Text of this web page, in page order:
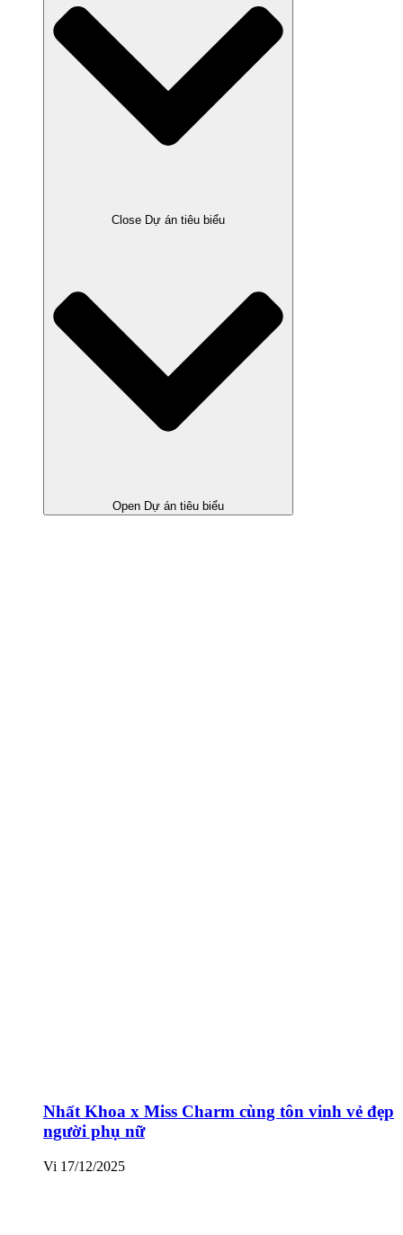
Close Dự án tiêu biểu
Open Dự án tiêu biểu
Nhất Khoa x Miss Charm cùng tôn vinh vẻ đẹp
người phụ nữ
Vi 17/12/2025